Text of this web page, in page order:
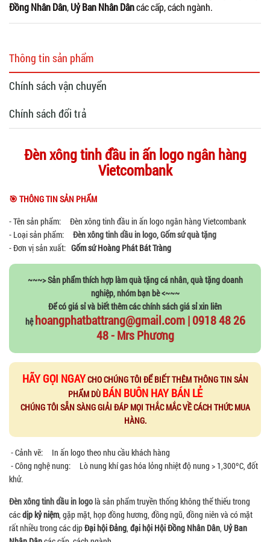
Đồng Nhân Dân,Uỷ Ban Nhân Dâncác cấp, cách ngành.
Thông tin sản phẩm
Chính sách vận chuyển
Chính sách đổi trả
Đèn xông tinh đầu in ấn logo ngân hàng
Vietcombank
🎯 THÔNG TIN SẢN PHẨM
- Tên sản phẩm: Đèn xông tinh đầu in ấn logo ngân hàng Vietcombank
- Loại sản phẩm: Đèn xông tinh dầu in logo,Gốm sứ quà tặng
- Đơn vị sản xuất: Gốm sứ Hoàng Phát Bát Tràng
~~~> Sản phẩm thích hợp làm quà tặng cá nhân, quà tặng doanh
nghiệp, nhóm bạn bè <~~~
Để có giá sỉ và biết thêm các chính sách giá sỉ xin liên
hệ hoangphatbattrang@gmail.com | 0918 48 26
48 - Mrs Phương
HÃY GỌI NGAYCHO CHÚNG TÔI ĐỂ BIẾT THÊM THÔNG TIN SẢN
PHẨM DÙ BÁN BUÔN HAY BÁN LẺ
CHÚNG TÔI SẴN SÀNG GIẢI ĐÁP MỌI THẮC MẮC VỀ CÁCH THỨC MUA
HÀNG.
- Cảnh vẽ: In ấn logo theo nhu cầu khách hàng
- Công nghệ nung: Lò nung khí gas hóa lỏng nhiệt độ nung > 1,300ºC, đốt
khử.
Đèn xông tinh dầu in logolà sản phẩm truyền thống không thể thiếu trong
cácdịp kỷ niệm, gặp mặt, họp đồng hương, đồng ngũ, đồng niên và có mặt
rất nhiều trong các dịpĐại hội Đảng, đại hội Hội Đồng Nhân Dân, Uỷ Ban